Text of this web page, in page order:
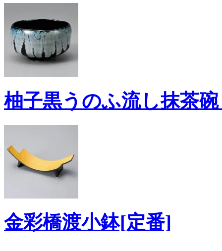
柚子黒うのふ流し抹茶
金彩橋渡小鉢[定番]